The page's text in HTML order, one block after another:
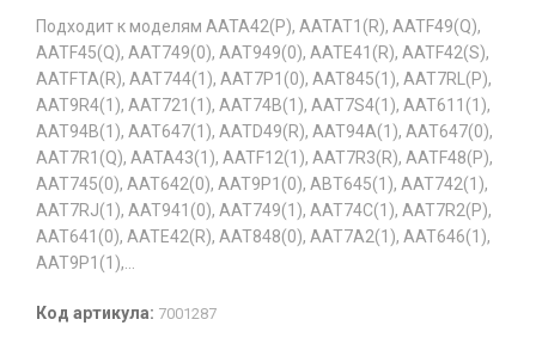
Подходит к моделям AATA42(P), AATAT1(R), AATF49(Q),
AATF45(Q), AAT749(0), AAT949(0), AATE41(R), AATF42(S),
AATFTA(R), AAT744(1), AAT7P1(0), AAT845(1), AAT7RL(P),
AAT9R4(1), AAT721(1), AAT74B(1), AAT7S4(1), AAT611(1),
AAT94B(1), AAT647(1), AATD49(R), AAT94A(1), AAT647(0),
AAT7R1(Q), AATA43(1), AATF12(1), AAT7R3(R), AATF48(P),
AAT745(0), AAT642(0), AAT9P1(0), ABT645(1), AAT742(1),
AAT7RJ(1), AAT941(0), AAT749(1), AAT74C(1), AAT7R2(P),
AAT641(0), AATE42(R), AAT848(0), AAT7A2(1), AAT646(1),
AAT9P1(1),...
Код артикула: 7001287